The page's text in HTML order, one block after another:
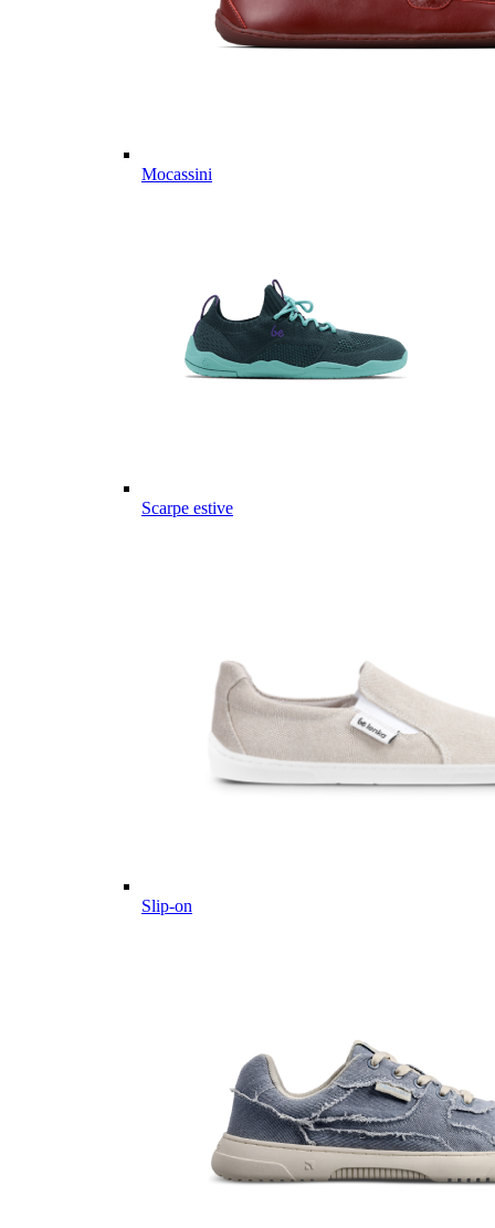
Mocassini
Scarpe estive
Slip-on